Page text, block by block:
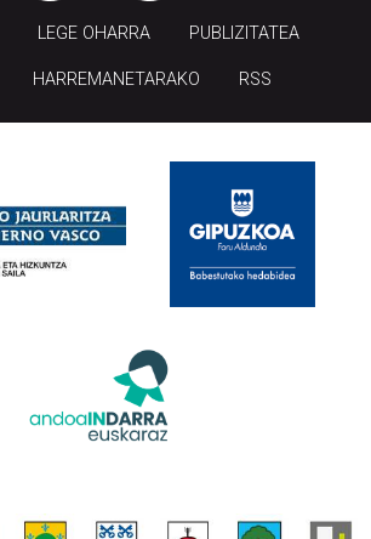
LEGE OHARRA PUBLIZITATEA
HARREMANETARAKO RSS